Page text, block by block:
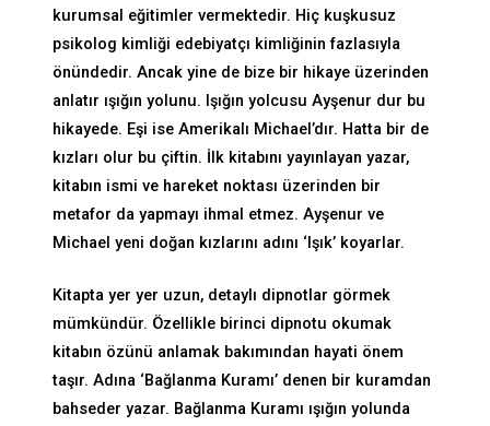
kurumsal eğitimler vermektedir. Hiç kuşkusuz
psikolog kimliği edebiyatçı kimliğinin fazlasıyla
önündedir. Ancak yine de bize bir hikaye üzerinden
anlatır ışığın yolunu. Işığın yolcusu Ayşenur dur bu
hikayede. Eşi ise Amerikalı Michael’dır. Hatta bir de
kızları olur bu çiftin. İlk kitabını yayınlayan yazar,
kitabın ismi ve hareket noktası üzerinden bir
metafor da yapmayı ihmal etmez. Ayşenur ve
Michael yeni doğan kızlarını adını ‘Işık’ koyarlar.
Kitapta yer yer uzun, detaylı dipnotlar görmek
mümkündür. Özellikle birinci dipnotu okumak
kitabın özünü anlamak bakımından hayati önem
taşır. Adına ‘Bağlanma Kuramı’ denen bir kuramdan
bahseder yazar. Bağlanma Kuramı ışığın yolunda